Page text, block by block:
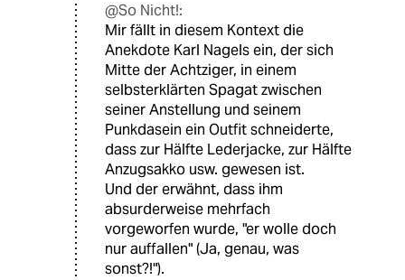
@So Nicht!:
Mir fällt in diesem Kontext die
Anekdote Karl Nagels ein, der sich
Mitte der Achtziger, in einem
selbsterklärten Spagat zwischen
seiner Anstellung und seinem
Punkdasein ein Outfit schneiderte,
dass zur Hälfte Lederjacke, zur Hälfte
Anzugsakko usw. gewesen ist.
Und der erwähnt, dass ihm
absurderweise mehrfach
vorgeworfen wurde, "er wolle doch
nur auffallen" (Ja, genau, was
sonst?!").